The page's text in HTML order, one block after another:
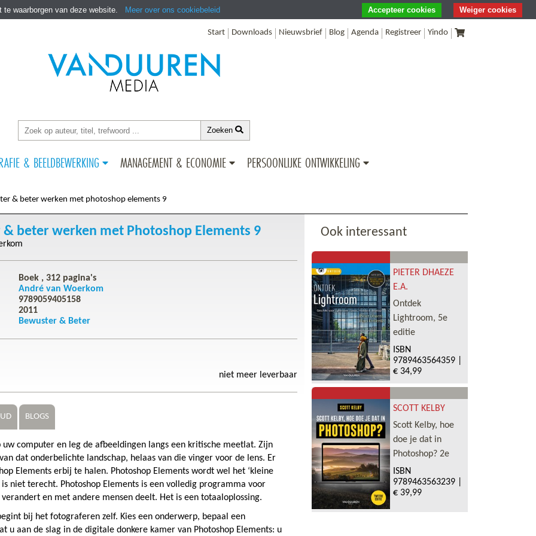
Start Downloads Nieuwsbrief Blog Agenda Registreer Yindo
Zoeken
& BEELDBEWERKING MANAGEMENT & ECONOMIE PERSOONLIJKE ONTWIKKELING
& beter werken met photoshop elements 9
& beter werken met Photoshop Elements 9
Boek , 312 pagina's
André van Woerkom
9789059405158
2011
Bewuster & Beter
niet meer leverbaar
BLOGS
uw computer en leg de afbeeldingen langs een kritische meetlat. Zijn
dat onderbelichte landschap, helaas van die vinger voor de lens. Er
Elements erbij te halen. Photoshop Elements wordt wel het ‘kleine
niet terecht. Photoshop Elements is een volledig programma voor
en met andere mensen deelt. Het is een totaaloplossing.
bij het fotograferen zelf. Kies een onderwerp, bepaal een
u aan de slag in de digitale donkere kamer van Photoshop Elements: u
Ook interessant
PIETER DHAEZE
E.A.
Ontdek
Lightroom, 5e
editie
ISBN
9789463564359|
€ 34,99
SCOTT KELBY
Scott Kelby, hoe
doe je dat in
Photoshop? 2e
ISBN
9789463563239|
€ 39,99
waarborgen van deze website. Meer over ons cookiebeleid Weiger cookies
Accepteer cookies